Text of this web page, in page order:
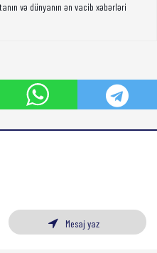
və dünyanın ən vacib xəbərləri
Mesaj yaz